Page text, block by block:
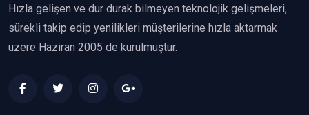
Hızla gelişen ve dur durak bilmeyen teknolojik gelişmeleri,
sürekli takip edip yenilikleri müşterilerine hızla aktarmak
üzere Haziran 2005 de kurulmuştur.